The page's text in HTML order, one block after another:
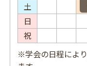
土
日
祝
※学会の日程によ